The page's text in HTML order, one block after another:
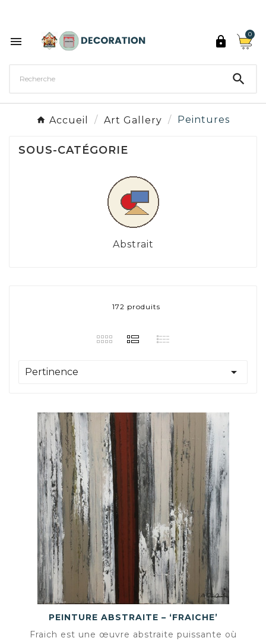
 
0

Accueil Art Gallery Peintures
SOUS-CATÉGORIE
Abstrait
172 produits
Pertinence 
PEINTURE ABSTRAITE – ‘FRAICHE’
Fraich est une œuvre abstraite puissante où